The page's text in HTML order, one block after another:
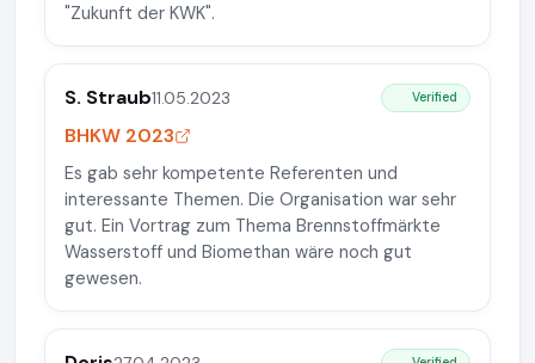
"Zukunft der KWK".
S. Straub11.05.2023 Verified
BHKW 2023
Es gab sehr kompetente Referenten und
interessante Themen. Die Organisation war sehr
gut. Ein Vortrag zum Thema Brennstoffmärkte
Wasserstoff und Biomethan wäre noch gut
gewesen.